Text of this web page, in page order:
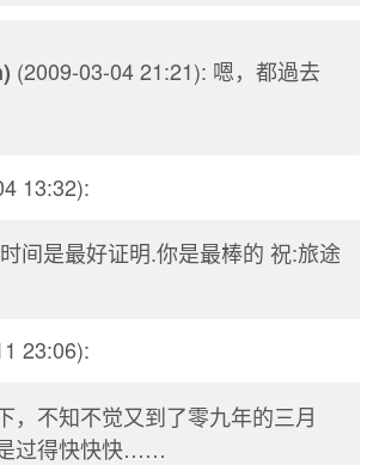
(2009-03-04 21:21): 嗯，都過去
13:32):
间是最好证明.你是最棒的 祝:旅途
23:06):
，不知不觉又到了零九年的三月
过得快快快……